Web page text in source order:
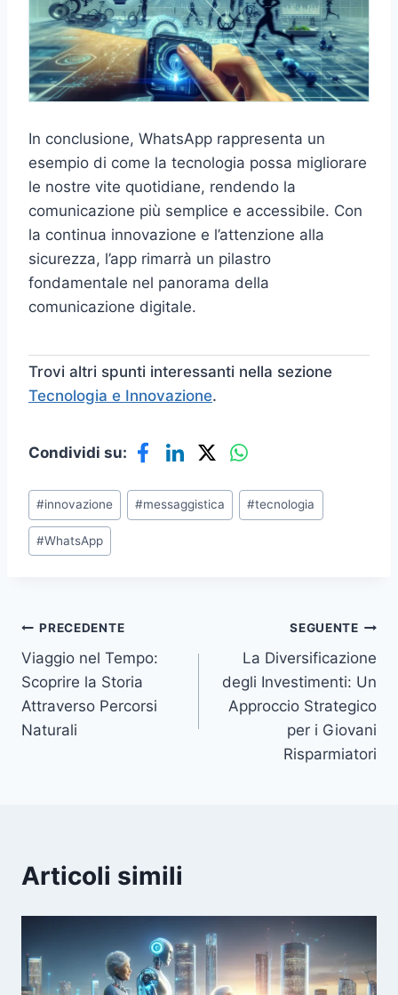
In conclusione, WhatsApp rappresenta un
esempio di come la tecnologia possa migliorare
le nostre vite quotidiane, rendendo la
comunicazione più semplice e accessibile. Con
la continua innovazione e l’attenzione alla
sicurezza, l’app rimarrà un pilastro
fondamentale nel panorama della
comunicazione digitale.
Trovi altri spunti interessanti nella sezione
Tecnologia e Innovazione.
Condividi su:
Tag
articolo:
#innovazione #messaggistica #tecnologia
#WhatsApp
Navigazione
articoli
PRECEDENTE
Viaggio nel Tempo:
Scoprire la Storia
Attraverso Percorsi
Naturali
SEGUENTE
La Diversificazione
degli Investimenti: Un
Approccio Strategico
per i Giovani
Risparmiatori
Articoli simili